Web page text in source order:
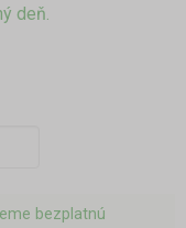
deň.
bezplatnú